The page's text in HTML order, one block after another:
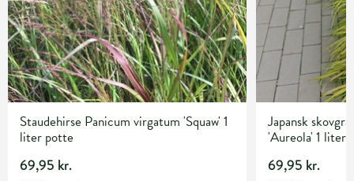
Staudehirse Panicum virgatum 'Squaw' 1
liter potte
69,95 kr.
Japansk
'Aureola' 1 liter
69,95 kr.